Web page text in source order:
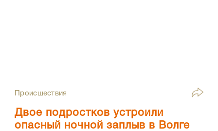
Происшествия
Двое подростков устроили
опасный ночной заплыв в Волге